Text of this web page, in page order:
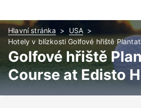
Hlavní stránka
USA
Hotely v blízkosti Golfové hřiště
Golfové hřiště
Course at Edisto